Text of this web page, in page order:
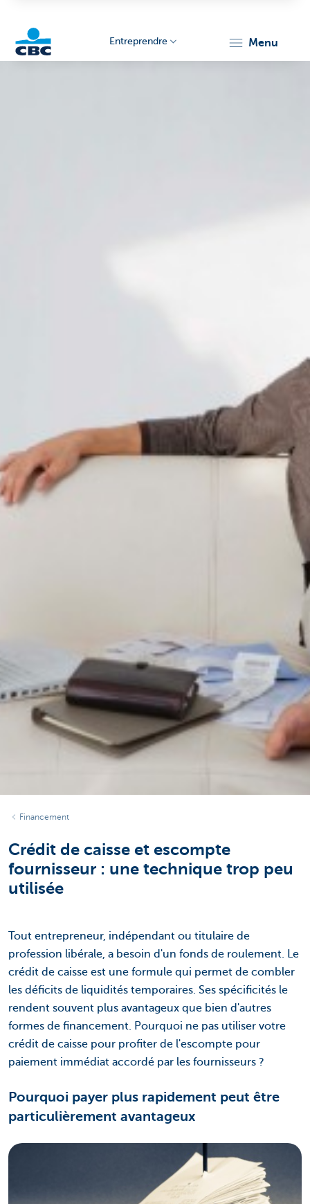
Entreprendre menu
Financement
Crédit de caisse et escompte
fournisseur : une technique trop peu
utilisée
Tout entrepreneur, indépendant ou titulaire de
profession libérale, a besoin d'un fonds de roulement. Le
crédit de caisse est une formule qui permet de combler
les déficits de liquidités temporaires. Ses spécificités le
rendent souvent plus avantageux que bien d'autres
formes de financement. Pourquoi ne pas utiliser votre
crédit de caisse pour profiter de l'escompte pour
paiement immédiat accordé par les fournisseurs ?
Pourquoi payer plus rapidement peut être
particulièrement avantageux